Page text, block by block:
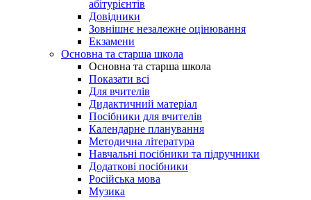
абітурієнтів
Довідники
Зовнішнє незалежне оцінювання
Екзамени
Основна та старша школа
Основна та старша школа
Показати всі
Для вчителів
Дидактичний матеріал
Посібники для вчителів
Календарне планування
Методична література
Навчальні посібники та підручники
Додаткові посібники
Російська мова
Музика